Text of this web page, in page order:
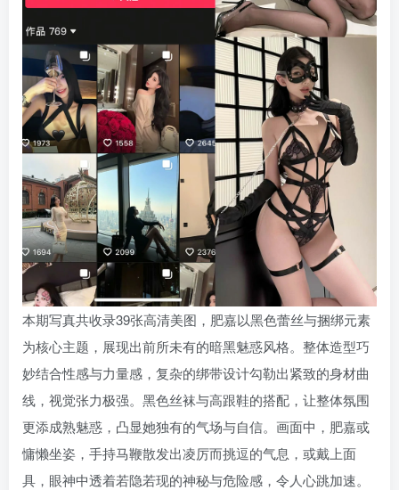
本期写真共收录39张高清美图，肥嘉以黑色蕾丝与捆绑元素
为核心主题，展现出前所未有的暗黑魅惑风格。整体造型巧
妙结合性感与力量感，复杂的绑带设计勾勒出紧致的身材曲
线，视觉张力极强。黑色丝袜与高跟鞋的搭配，让整体氛围
更添成熟魅惑，凸显她独有的气场与自信。画面中，肥嘉或
慵懒坐姿，手持马鞭散发出凌厉而挑逗的气息，或戴上面
具，眼神中透着若隐若现的神秘与危险感，令人心跳加速。